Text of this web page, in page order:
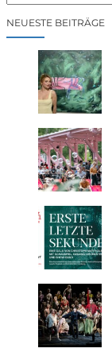
NEUESTE BEITRÄGE